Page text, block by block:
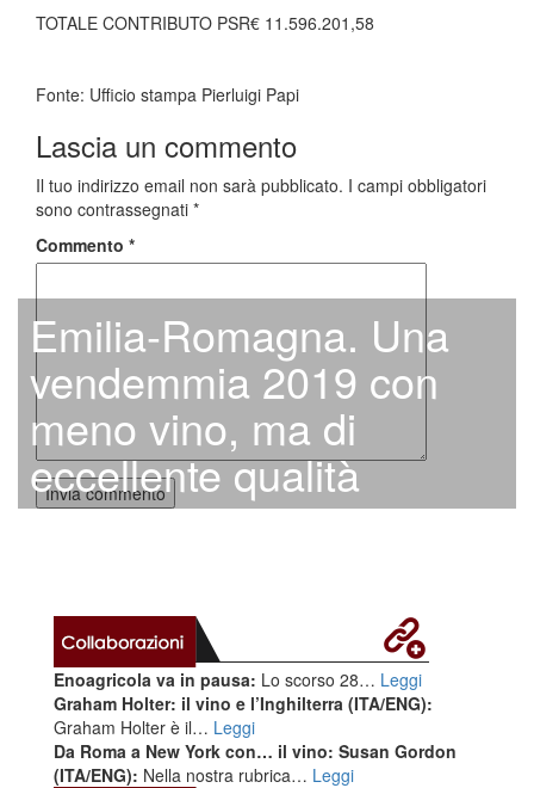
Emilia-Romagna. Una
vendemmia 2019 con
meno vino, ma di
eccellente qualità
TOTALE CONTRIBUTO PSR€ 11.596.201,58
Fonte: Ufficio stampa Pierluigi Papi
Lascia un commento
Il tuo indirizzo email non sarà pubblicato. I campi obbligatori
sono contrassegnati *
Commento *
Enoagricola va in pausa: Lo scorso 28… Leggi
Graham Holter: il vino e l’Inghilterra (ITA/ENG):
Graham Holter è il… Leggi
Da Roma a New York con… il vino: Susan Gordon
(ITA/ENG): Nella nostra rubrica… Leggi